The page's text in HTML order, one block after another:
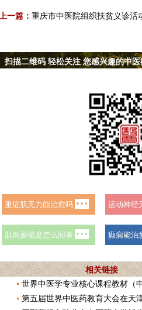
上一篇： 重庆市中医院组织扶贫义诊活
扫描二维码 轻松关注 您感兴趣的中
相关链接